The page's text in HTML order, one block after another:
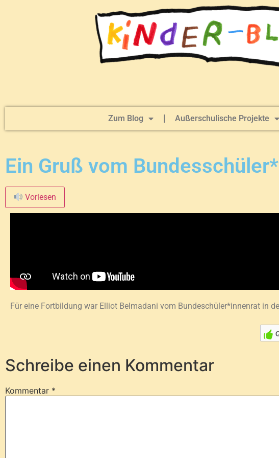
Zum Blog Außerschulische Projekte
Ein Gruß vom
Vorlesen
Für eine Fortbildung war Elliot Belmadani vom Bundeschüler*innenrat in
Schreibe einen Kommentar
Kommentar *